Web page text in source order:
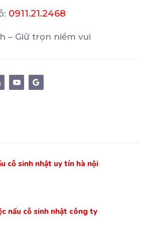
0911.21.2468
– Giữ trọn niềm vui
cỗ sinh nhật uy tín hà nội
nấu cỗ sinh nhật công ty